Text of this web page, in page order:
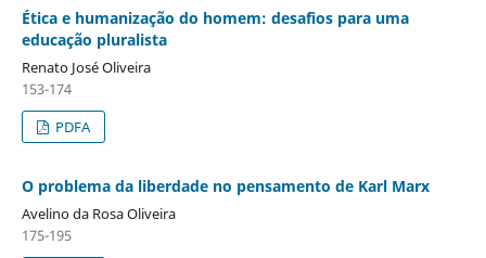
Ética e humanização do homem: desafios para uma
educação pluralista
Renato José Oliveira
153-174
PDFA
O problema da liberdade no pensamento de Karl Marx
Avelino da Rosa Oliveira
175-195